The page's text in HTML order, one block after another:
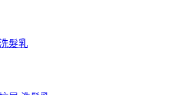
髮乳